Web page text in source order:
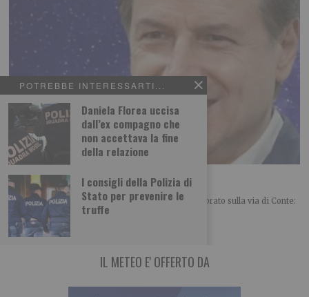
POTREBBE INTERESSARTI...
Daniela Florea uccisa
dall’ex compagno che
non accettava la fine
della relazione
I consigli della Polizia di
Stato per prevenire le
truffe
Renzi folgorato sulla via di Conte
POLITICA Leggi l’articolo su L’identità: Renzi folgorato sulla via di Conte:
un mix tra sorpresa e
IL METEO E' OFFERTO DA